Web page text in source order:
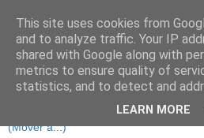
This site uses cookies from
and to analyze traffic. Your IP
shared with Google along with
metrics to ensure quality of
statistics, and to detect and
LEARN MORE